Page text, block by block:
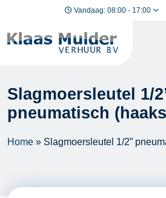
Ga naar inhoud Vandaag: 08:00 - 17:00
Slagmoersleutel 1/
pneumatisch
Home » Slagmoersleutel 1/2”